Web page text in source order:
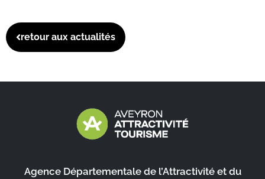
retour aux actualités
Agence Départementale de l’Attractivité et du